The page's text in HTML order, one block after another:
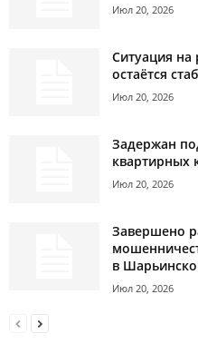
Июл 20, 2026
Ситуация на
остаётся
Июл 20, 2026
Задержан
квартирных
Июл 20, 2026
Завершено
в
Июл 20, 2026